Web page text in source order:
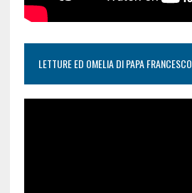
LETTURE ED OMELIA DI PAPA FRANCESCO